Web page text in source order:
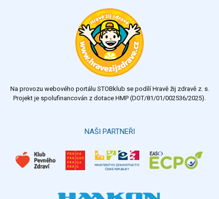
Výsledky Všechny ankety
Na provozu webového portálu STOBklub se podílí Hravě žij zdravě z. s.
Projekt je spolufinancován z dotace HMP (DOT/81/01/002536/2025).
NAŠI PARTNEŘI